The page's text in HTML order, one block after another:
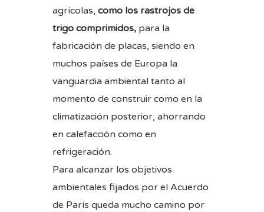
agrícolas, como los rastrojos de
trigo comprimidos, para la
fabricación de placas, siendo en
muchos países de Europa la
vanguardia ambiental tanto al
momento de construir como en la
climatización posterior, ahorrando
en calefacción como en
refrigeración.
Para alcanzar los objetivos
ambientales fijados por el Acuerdo
de París queda mucho camino por